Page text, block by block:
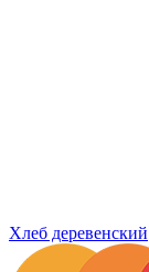
Хлеб деревенский